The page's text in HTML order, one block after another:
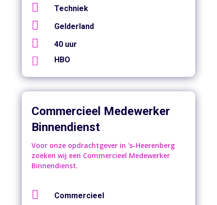
 Techniek
 Gelderland
 40 uur
 HBO
Commercieel Medewerker
Binnendienst
Voor onze opdrachtgever in 's-Heerenberg
zoeken wij een Commercieel Medewerker
Binnendienst.
 Commercieel